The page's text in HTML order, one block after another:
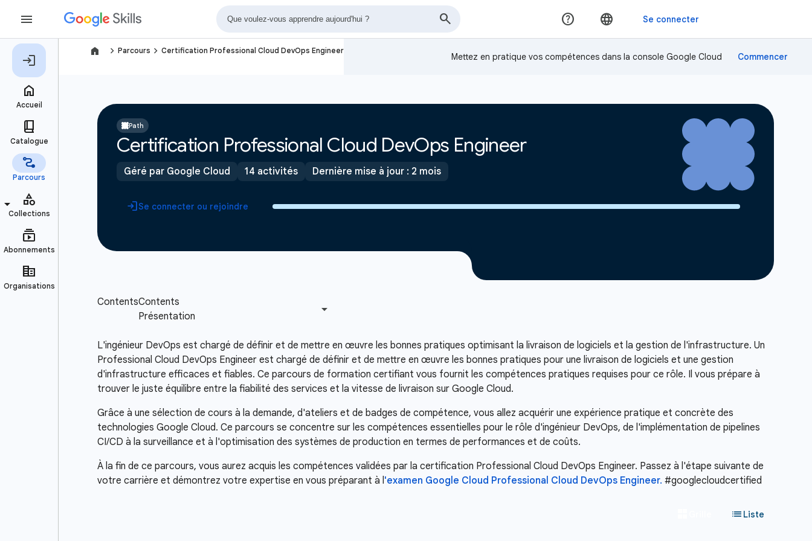
navigate_next Parcours navigate_next Certification Professional Cloud DevOps Engineer
Mettez en pratique vos compétences dans la console Google Cloud
Path
Certification Professional Cloud DevOps Engineer
Géré par Google Cloud 14 activités Dernière mise à jour : 2 mois
Se connecter ou rejoindre
L'ingénieur DevOps est chargé de définir et de mettre en œuvre les bonnes pratiques optimisant la livraison de logiciels et la gestion de l'infrastructure. Un
Professional Cloud DevOps Engineer est chargé de définir et de mettre en œuvre les bonnes pratiques pour une livraison de logiciels et une gestion
d'infrastructure efficaces et fiables. Ce parcours de formation certifiant vous fournit les compétences pratiques requises pour ce rôle. Il vous prépare à
trouver le juste équilibre entre la fiabilité des services et la vitesse de livraison sur Google Cloud.
Grâce à une sélection de cours à la demande, d'ateliers et de badges de compétence, vous allez acquérir une expérience pratique et concrète des
technologies Google Cloud. Ce parcours se concentre sur les compétences essentielles pour le rôle d'ingénieur DevOps, de l'implémentation de pipelines
CI/CD à la surveillance et à l'optimisation des systèmes de production en termes de performances et de coûts.
À la fin de ce parcours, vous aurez acquis les compétences validées par la certification Professional Cloud DevOps Engineer. Passez à l'étape suivante de
votre carrière et démontrez votre expertise en vous préparant à l'examen Google Cloud Professional Cloud DevOps Engineer. #googlecloudcertified